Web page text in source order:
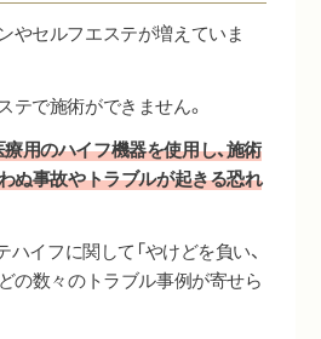
やセルフエステが増えていま
テで施術ができません。
用のハイフ機器を使用し、施術
ぬ事故やトラブルが起きる恐れ
イフに関して「やけどを負い、
の数々のトラブル事例が寄せら